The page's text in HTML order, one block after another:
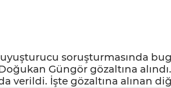
soruşturmasında
Güngör gözaltına
verildi. İşte gözaltına alınan